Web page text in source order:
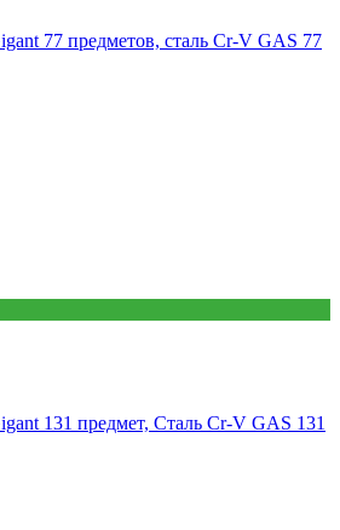
77 предметов, сталь Cr-V GAS 77
131 предмет, Сталь Cr-V GAS 131